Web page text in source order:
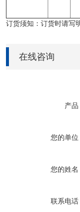
订货须知：订货时请写
在线咨询
产品
您的单位
您的姓名
联系电话